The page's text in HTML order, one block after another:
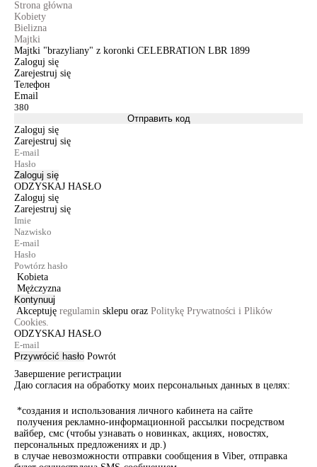
Strona główna
Kobiety
Bielizna
Majtki
Majtki "brazyliany" z koronki CELEBRATION LBR 1899
Zaloguj się
Zarejestruj się
Телефон
Email
Отправить код
Zaloguj się
Zarejestruj się
Zaloguj się
ODZYSKAJ HASŁO
Zaloguj się
Zarejestruj się
Kobieta
Mężczyzna
Kontynuuj
Akceptuję regulamin sklepu oraz Politykę Prywatności i Plików
Cookies.
ODZYSKAJ HASŁO
Przywrócić hasło Powrót
Завершение регистрации
Даю согласия на обработку моих персональных данных в целях:
*создания и использования личного кабинета на сайте
получения рекламно-информационной рассылки посредством
вайбер, смс (чтобы узнавать о новинках, акциях, новостях,
персональных предложениях и др.)
в случае невозможности отправки сообщения в Viber, отправка